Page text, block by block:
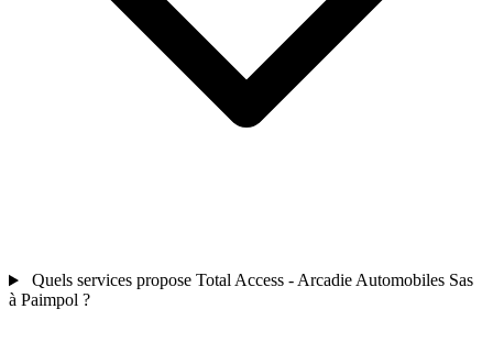
Quels services propose Total Access - Arcadie Automobiles Sas
à Paimpol ?